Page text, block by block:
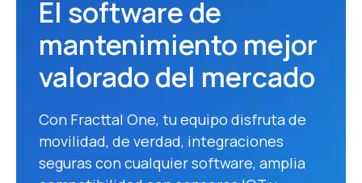
El software de
mantenimiento mejor
valorado del mercado
Con Fracttal One, tu equipo disfruta de
movilidad, de verdad, integraciones
seguras con cualquier software, amplia